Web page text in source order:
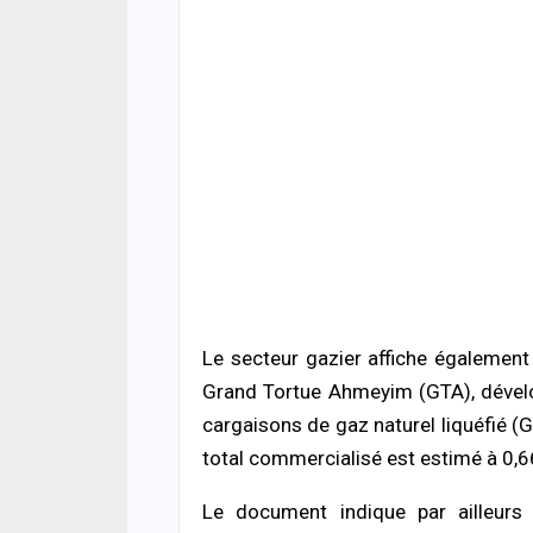
Le secteur gazier affiche
Grand Tortue Ahmeyim (GTA),
cargaisons de gaz naturel liquéfié
total commercialisé est estimé à
Le document indique par